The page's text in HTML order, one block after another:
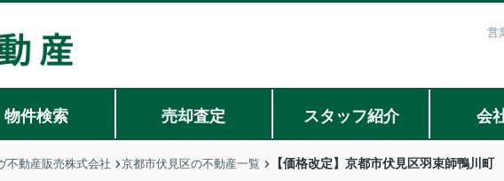
営
物件検索 売却査定 スタッフ紹介 会
不動産販売株式会社 京都市伏見区の不動産一覧 【価格改定】京都市伏見区羽束師鴨川町